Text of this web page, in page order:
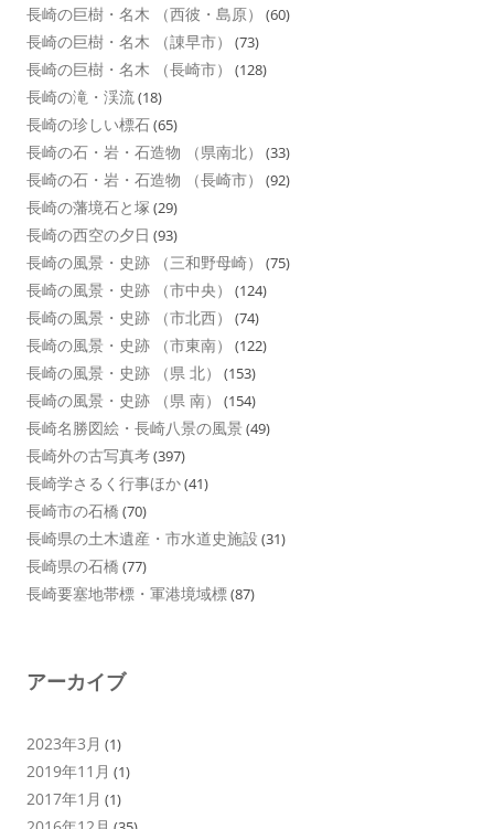
長崎の巨樹・名木 （西彼・島原） (60)
長崎の巨樹・名木 （諌早市） (73)
長崎の巨樹・名木 （長崎市） (128)
長崎の滝・渓流(18)
長崎の珍しい標石(65)
長崎の石・岩・石造物 （県南北） (33)
長崎の石・岩・石造物 （長崎市） (92)
長崎の藩境石と塚 (29)
長崎の西空の夕日 (93)
長崎の風景・史跡 （三和野母崎） (75)
長崎の風景・史跡 （市中央） (124)
長崎の風景・史跡 （市北西） (74)
長崎の風景・史跡 （市東南） (122)
長崎の風景・史跡 （県 北） (153)
長崎の風景・史跡 （県 南） (154)
長崎名勝図絵・長崎八景の風景 (49)
長崎外の古写真考(397)
長崎学さるく行事ほか(41)
長崎市の石橋 (70)
長崎県の土木遺産・市水道史施設 (31)
長崎県の石橋 (77)
長崎要塞地帯標・軍港境域標(87)
アーカイブ
2023年3月 (1)
2019年11月 (1)
2017年1月 (1)